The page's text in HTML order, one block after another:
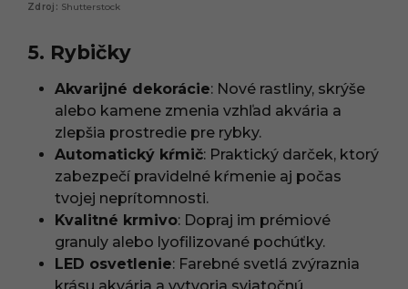
Shutterstock
5. Rybičky
Akvarijné dekorácie: Nové rastliny, skrýše
alebo kamene zmenia vzhľad akvária a
zlepšia prostredie pre rybky.
Automatický kŕmič: Praktický darček, ktorý
zabezpečí pravidelné kŕmenie aj počas
tvojej neprítomnosti.
Kvalitné krmivo: Dopraj im prémiové
granuly alebo lyofilizované pochúťky.
LED osvetlenie: Farebné svetlá zvýraznia